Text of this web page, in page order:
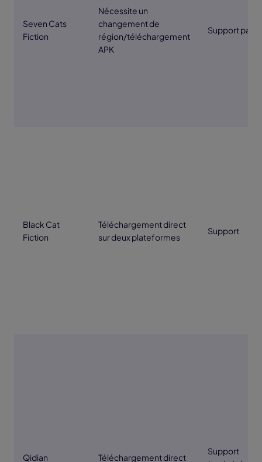
Seven Cats
Fiction
Nécessite un
changement de
région/téléchargement
APK
Support
Black Cat
Fiction
Téléchargement direct
sur deux plateformes
Support
Qidian
Téléchargement direct
Support